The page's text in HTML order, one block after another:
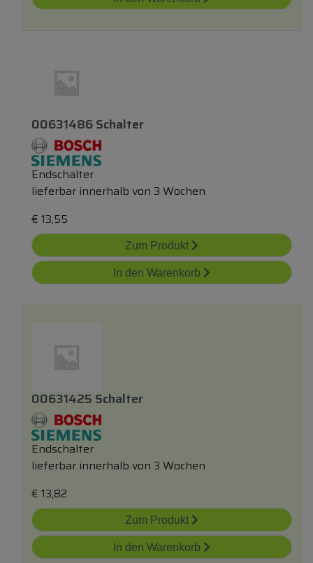
00631486 Schalter
Endschalter
lieferbar innerhalb von 3 Wochen
€ 13,55
Zum Produkt
In den Warenkorb
00631425 Schalter
Endschalter
lieferbar innerhalb von 3 Wochen
€ 13,82
Zum Produkt
In den Warenkorb